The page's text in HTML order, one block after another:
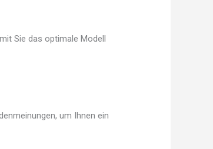
Sie das optimale Modell
um Ihnen ein